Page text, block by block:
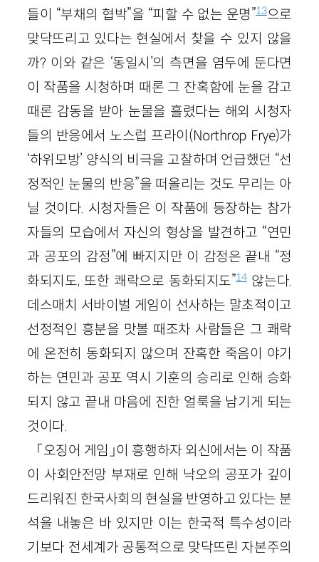
들이 “부채의 협박”을 “피할 수 없는 운명”13으로
맞닥뜨리고 있다는 현실에서 찾을 수 있지 않을
까? 이와 같은 ‘동일시’의 측면을 염두에 둔다면
이 작품을 시청하며 때론 그 잔혹함에 눈을 감고
때론 감동을 받아 눈물을 흘렸다는 해외 시청자
들의 반응에서 노스럽 프라이(Northrop Frye)가
‘하위모방’ 양식의 비극을 고찰하며 언급했던 “선
정적인 눈물의 반응”을 떠올리는 것도 무리는 아
닐 것이다. 시청자들은 이 작품에 등장하는 참가
자들의 모습에서 자신의 형상을 발견하고 “연민
과 공포의 감정”에 빠지지만 이 감정은 끝내 “정
화되지도, 또한 쾌락으로 동화되지도”14않는다.
데스매치 서바이벌 게임이 선사하는 말초적이고
선정적인 흥분을 맛볼 때조차 사람들은 그 쾌락
에 온전히 동화되지 않으며 잔혹한 죽음이 야기
하는 연민과 공포 역시 기훈의 승리로 인해 승화
되지 않고 끝내 마음에 진한 얼룩을 남기게 되는
것이다.
「오징어 게임」이 흥행하자 외신에서는 이 작품
이 사회안전망 부재로 인해 낙오의 공포가 깊이
드리워진 한국사회의 현실을 반영하고 있다는 분
석을 내놓은 바 있지만 이는 한국적 특수성이라
기보다 전세계가 공통적으로 맞닥뜨린 자본주의